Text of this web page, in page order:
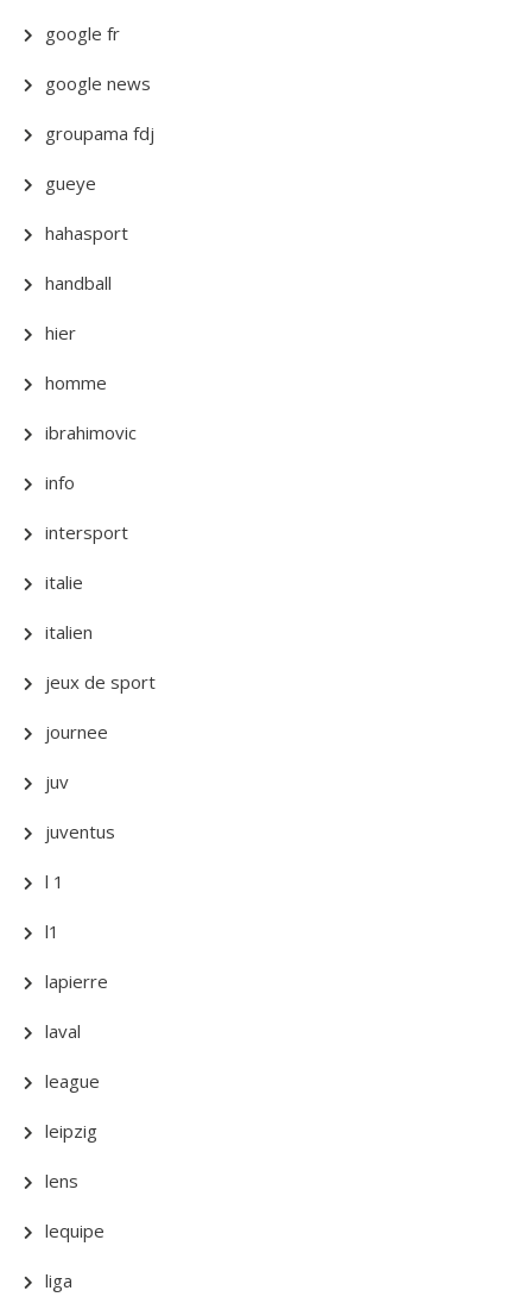
google fr
google news
groupama fdj
gueye
hahasport
handball
hier
homme
ibrahimovic
info
intersport
italie
italien
jeux de sport
journee
juv
juventus
l 1
l1
lapierre
laval
league
leipzig
lens
lequipe
liga